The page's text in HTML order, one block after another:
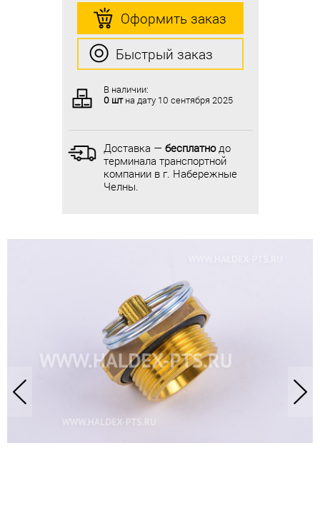
Оформить заказ
Быстрый заказ
В наличии:
0 штна дату 10 сентября 2025
Доставка — бесплатнодо
терминала транспортной
компании в г. Набережные
Челны.
Оформить заказ
Быстрый заказ
В наличии:
0 штна дату 10 сентября 2025
Доставка — бесплатнодо
терминала транспортной
компании в г. Набережные
Челны.